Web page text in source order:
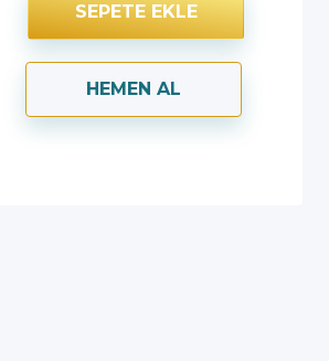
SEPETE EKLE
HEMEN AL